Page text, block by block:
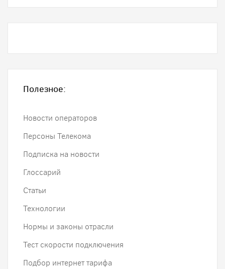
Полезное:
Новости операторов
Персоны Телекома
Подписка на новости
Глоссарий
Статьи
Технологии
Нормы и законы отрасли
Тест скорости подключения
Подбор интернет тарифа